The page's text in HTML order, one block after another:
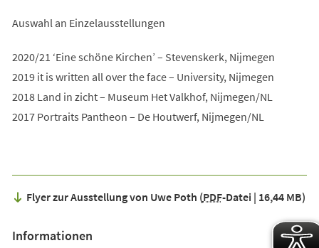
Auswahl an Einzelausstellungen
2020/21 ‘Eine schöne Kirchen’ – Stevenskerk, Nijmegen
2019 it is written all over the face – University, Nijmegen
2018 Land in zicht – Museum Het Valkhof, Nijmegen/NL
2017 Portraits Pantheon – De Houtwerf, Nijmegen/NL
Flyer zur Ausstellung von Uwe Poth PDF-Datei 16,44 MB
Informationen